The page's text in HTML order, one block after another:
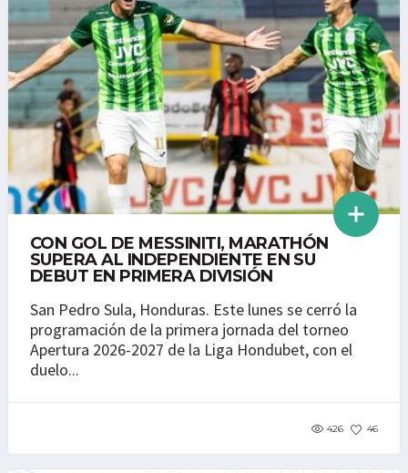
CON GOL DE MESSINITI, MARATHÓN
SUPERA AL INDEPENDIENTE EN SU
DEBUT EN PRIMERA DIVISIÓN
San Pedro Sula, Honduras. Este lunes se cerró la
programación de la primera jornada del torneo
Apertura 2026-2027 de la Liga Hondubet, con el
duelo...
426 46